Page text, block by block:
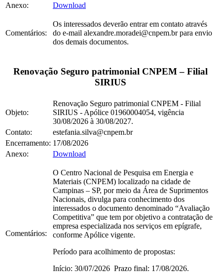
Anexo:
Download
Comentários:
Os interessados deverão entrar em contato através
do e-mail alexandre.moradei@cnpem.br para envio
dos demais documentos.
Renovação Seguro patrimonial CNPEM – Filial
SIRIUS
Objeto:
Renovação Seguro patrimonial CNPEM - Filial
SIRIUS - Apólice 01960004054, vigência
30/08/2026 à 30/08/2027.
Contato:
estefania.silva@cnpem.br
Encerramento: 17/08/2026
Anexo:
Download
Comentários:
O Centro Nacional de Pesquisa em Energia e
Materiais (CNPEM) localizado na cidade de
Campinas – SP, por meio da Área de Suprimentos
Nacionais, divulga para conhecimento dos
interessados o documento denominado “Avaliação
Competitiva” que tem por objetivo a contratação de
empresa especializada nos serviços em epígrafe,
conforme Apólice vigente.
Período para acolhimento de propostas:
Início: 30/07/2026 Prazo final: 17/08/2026.